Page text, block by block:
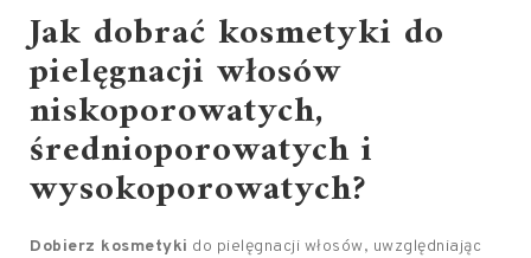
Jak dobrać kosmetyki do
pielęgnacji włosów
niskoporowatych,
średnioporowatych i
wysokoporowatych?
Dobierz kosmetyki do pielęgnacji włosów, uwzględniając